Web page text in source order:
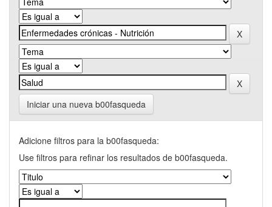
Iniciar una nueva b00fasqueda
Adicione filtros para la b00fasqueda:
Use filtros para refinar los resultados de b00fasqueda.